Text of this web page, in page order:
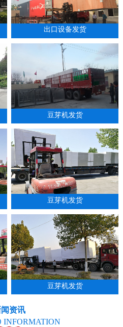
出口设备发货
豆芽机发货
豆芽机发货
豆芽机发货
资讯
INFORMATION